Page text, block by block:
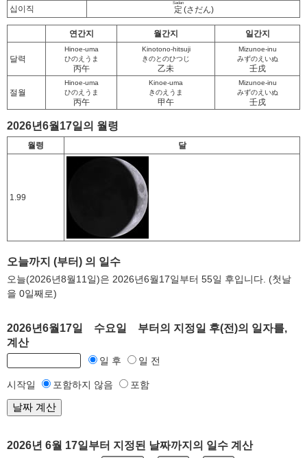
십이직
定
Sadan
(さだん)
연간지 월간지 일간지
달력
Hinoe-uma
ひのえうま
丙午
Kinotono-hitsuji
きのとのひつじ
乙未
Mizunoe-inu
みずのえいぬ
壬戌
절월
Hinoe-uma
ひのえうま
丙午
Kinoe-uma
きのえうま
甲午
Mizunoe-inu
みずのえいぬ
壬戌
2026년6월17일의 월령
월령 달
1.99
오늘까지 (부터) 의 일수
오늘(2026년8월11일)은 2026년6월17일부터 55일 후입니다. (첫날
을 0일째로)
2026년6월17일 수요일 부터의 지정일 후(전)의 일자를,
계산
일 후 일 전
시작일 포함하지 않음 포함
2026년 6월 17일부터 지정된 날짜까지의 일수 계산